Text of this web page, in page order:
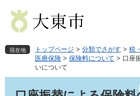
先
す
を
し
現在地 トップページ > 分類でさがす > 税
医療保険 > 保険料について > 口座
いについて